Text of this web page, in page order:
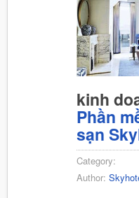
kinh
Phần
sạn
Category:
Author: